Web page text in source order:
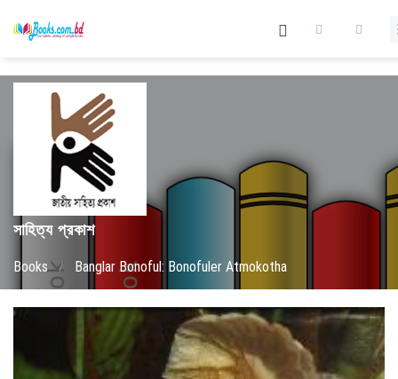
সাহিত্য প্রকাশ
Books / Banglar Bonoful: Bonofuler Atmokotha